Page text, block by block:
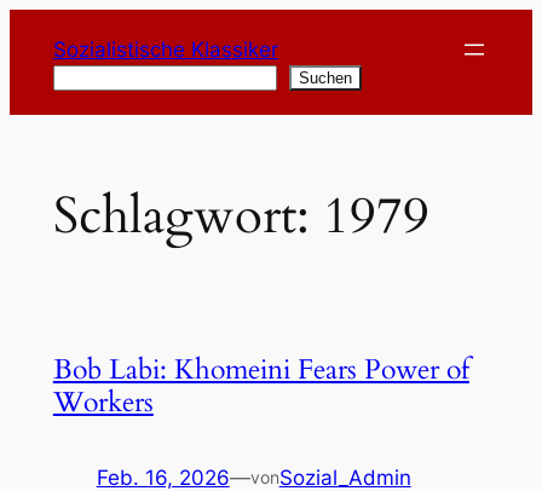
Inhalt
springen
Sozialistische Klassiker
Suchen
Schlagwort: 1979
Bob Labi: Khomeini Fears Power of
Workers
Feb. 16, 2026—vonSozial_Admin